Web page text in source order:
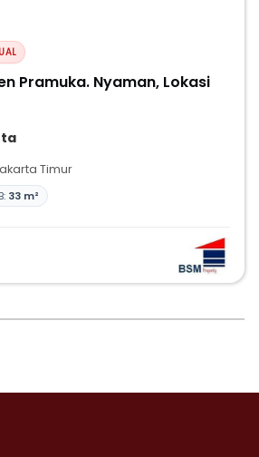
Pramuka. Nyaman, Lokasi
Timur
33 m²